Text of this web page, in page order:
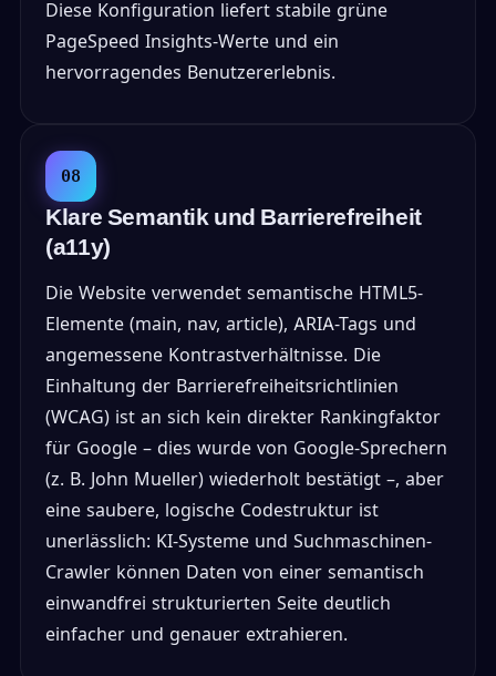
Diese Konfiguration liefert stabile grüne
PageSpeed Insights-Werte und ein
hervorragendes Benutzererlebnis.
08
Klare Semantik und Barrierefreiheit
(a11y)
Die Website verwendet semantische HTML5-
Elemente (main, nav, article), ARIA-Tags und
angemessene Kontrastverhältnisse. Die
Einhaltung der Barrierefreiheitsrichtlinien
(WCAG) ist an sich kein direkter Rankingfaktor
für Google – dies wurde von Google-Sprechern
(z. B. John Mueller) wiederholt bestätigt –, aber
eine saubere, logische Codestruktur ist
unerlässlich: KI-Systeme und Suchmaschinen-
Crawler können Daten von einer semantisch
einwandfrei strukturierten Seite deutlich
einfacher und genauer extrahieren.